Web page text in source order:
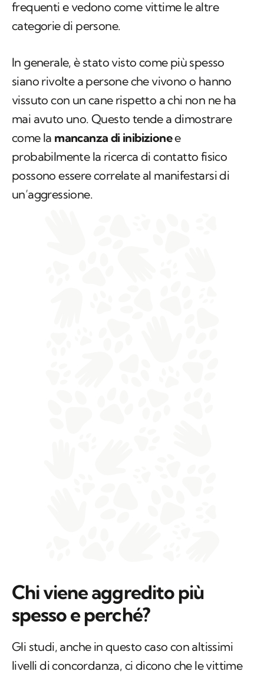
frequenti e vedono come vittime le altre
categorie di persone.
In generale, è stato visto come più spesso
siano rivolte a persone che vivono o hanno
vissuto con un cane rispetto a chi non ne ha
mai avuto uno. Questo tende a dimostrare
come la mancanza di inibizionee
probabilmente la ricerca di contatto fisico
possono essere correlate al manifestarsi di
un’aggressione.
Chi viene aggredito più
spesso e perché?
Gli studi, anche in questo caso con altissimi
livelli di concordanza, ci dicono che le vittime